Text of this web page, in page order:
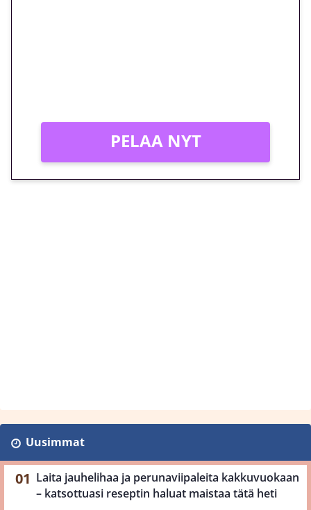
PELAA NYT
Uusimmat
Laita jauhelihaa ja perunaviipaleita kakkuvuokaan
– katsottuasi reseptin haluat maistaa tätä heti